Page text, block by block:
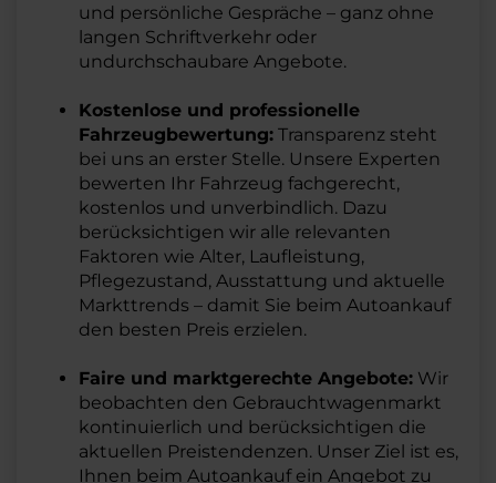
und persönliche Gespräche – ganz ohne
langen Schriftverkehr oder
undurchschaubare Angebote.
Kostenlose und professionelle
Fahrzeugbewertung: Transparenz steht
bei uns an erster Stelle. Unsere Experten
bewerten Ihr Fahrzeug fachgerecht,
kostenlos und unverbindlich. Dazu
berücksichtigen wir alle relevanten
Faktoren wie Alter, Laufleistung,
Pflegezustand, Ausstattung und aktuelle
Markttrends – damit Sie beim Autoankauf
den besten Preis erzielen.
Faire und marktgerechte Angebote: Wir
beobachten den Gebrauchtwagenmarkt
kontinuierlich und berücksichtigen die
aktuellen Preistendenzen. Unser Ziel ist es,
Ihnen beim Autoankauf ein Angebot zu